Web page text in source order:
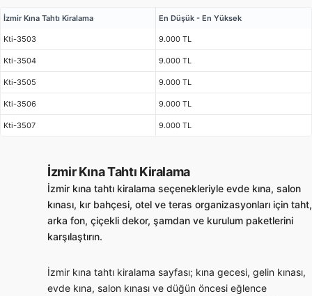
İzmir Kına Tahtı Kiralama En Düşük - En Yüksek
Kti-3503 9.000 TL
Kti-3504 9.000 TL
Kti-3505 9.000 TL
Kti-3506 9.000 TL
Kti-3507 9.000 TL
İzmir Kına Tahtı Kiralama
İzmir kına tahtı kiralama seçenekleriyle evde kına, salon
kınası, kır bahçesi, otel ve teras organizasyonları için taht,
arka fon, çiçekli dekor, şamdan ve kurulum paketlerini
karşılaştırın.
İzmir kına tahtı kiralama sayfası; kına gecesi, gelin kınası,
evde kına, salon kınası ve düğün öncesi eğlence